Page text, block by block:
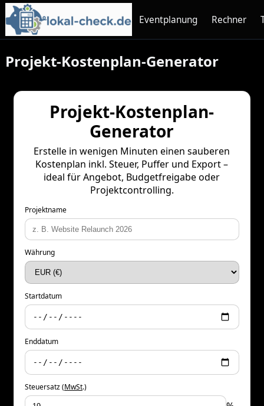
Eventplanung Rechner
Projekt-Kostenplan-Generator
Projekt-Kostenplan-
Generator
Erstelle in wenigen Minuten einen sauberen
Kostenplan inkl. Steuer, Puffer und Export –
ideal für Angebot, Budgetfreigabe oder
Projektcontrolling.
Projektname
Währung
Startdatum
Enddatum
Steuersatz (MwSt.)